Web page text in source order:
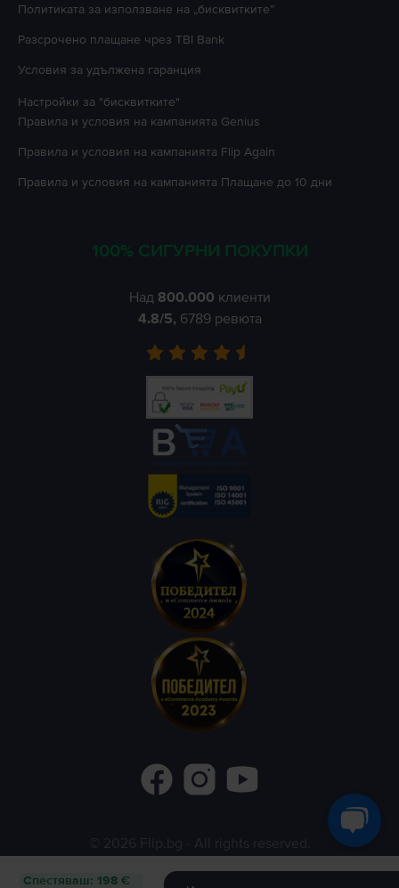
Спестяваш: 198 €
Политиката за използване на „бисквитките”
Разсрочено плащане чрез TBI Bank
Условия за удължена гаранция
Настройки за "бисквитките"
Правила и условия на кампанията Genius
Правила и условия на кампанията Flip Again
Правила и условия на кампанията Плащане до 10 дни
100% СИГУРНИ ПОКУПКИ
Над 800.000 клиенти
4.8/5, 6789 ревюта